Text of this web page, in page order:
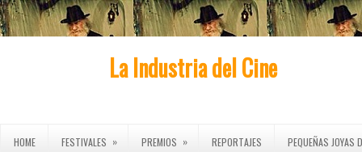
La Industria del Cine
HOME FESTIVALES » PREMIOS » REPORTAJES PEQUEÑAS JOYAS